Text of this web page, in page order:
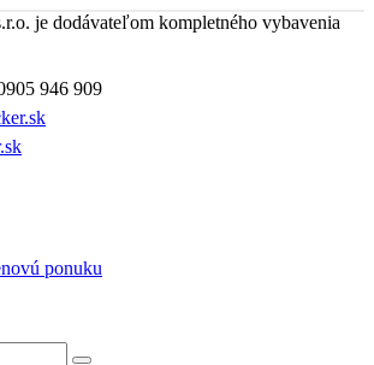
je dodávateľom kompletného vybavenia
946 909
ponuku